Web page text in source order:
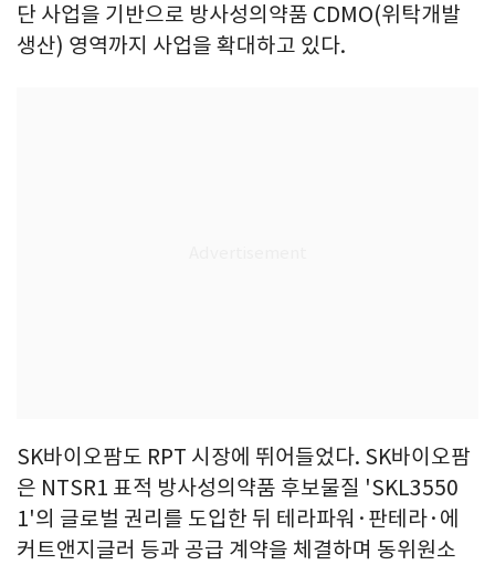
단 사업을 기반으로 방사성의약품 CDMO(위탁개발
생산) 영역까지 사업을 확대하고 있다.
SK바이오팜도 RPT 시장에 뛰어들었다. SK바이오팜
은 NTSR1 표적 방사성의약품 후보물질 'SKL3550
1'의 글로벌 권리를 도입한 뒤 테라파워·판테라·에
커트앤지글러 등과 공급 계약을 체결하며 동위원소